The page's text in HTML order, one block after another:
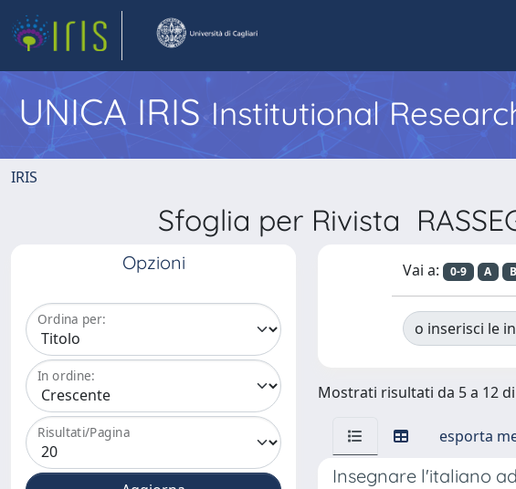
UNICA IRISInstitutional
IRIS
Sfoglia per Rivista
Opzioni
Ordina per:
In ordine:
Risultati/Pagina
Vai a: 0-9 A B
o inserisci le
Mostrati risultati da 5 a 12
esporta
Insegnare l'italiano